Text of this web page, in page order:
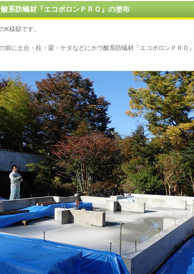
系防蟻材『エコボロンＰＲＯ』の塗布
K様邸です。
前に土台・柱・梁・ケタなどにホウ酸系防蟻材『エコボロンＰＲＯ